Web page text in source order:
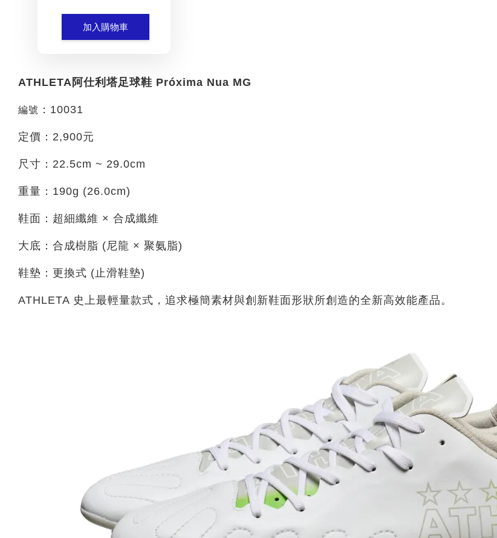
加入購物車
ATHLETA阿仕利塔足球鞋 Próxima Nua MG
編號 ：10031
定價：2,900元
尺寸：22.5cm ~ 29.0cm
重量：190g (26.0cm)
鞋面：超細纖維 × 合成纖維
大底：合成樹脂 (尼龍 × 聚氨脂)
鞋墊：更換式 (止滑鞋墊)
ATHLETA 史上最輕量款式，追求極簡素材與創新鞋面形狀所創造的全新高效能產品。